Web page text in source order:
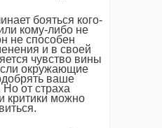
бояться кого-
кому-либо не
не способен
и в своей
чувство вины
окружающие
ваше
от страха
критики можно